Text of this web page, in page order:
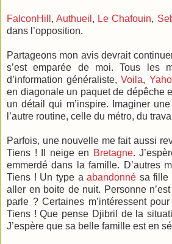
FalconHill ,Authueil , Le Chafouin,
dans l’opposition.
Partageons mon avis devrait
s’est emparée de moi. Tous les
d’information généraliste,Voila,
en diagonale un paquet de dépêche
un détail qui m’inspire. Imaginer
l’autre routine, celle du métro, du
Parfois, une nouvelle me fait aussi
Tiens ! Il neige en Bretagne.
emmerdé dans la famille. D’autres
Tiens ! Un type aabandonné sa fille
aller en boite de nuit. Personne
parle ? Certaines m’intéressent
Tiens ! Que pense Djibril de la
J’espère que sa belle famille est en